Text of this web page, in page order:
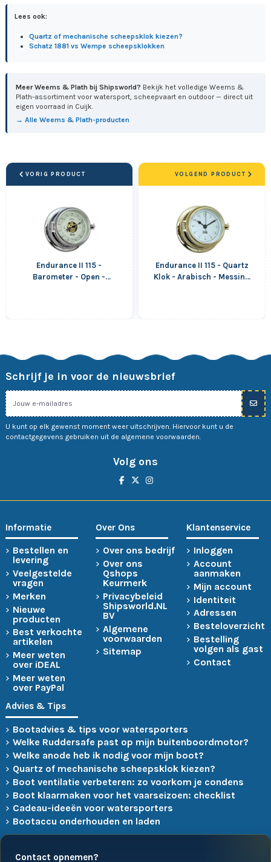
Lees ook:
Quartz of mechanische scheepsklok kiezen?
Schatz 1881 vs Wempe scheepsklokken
Meer Weems & Plath bij Shipsworld? Bekijk het volledige Weems &
Plath-assortiment voor watersport, scheepvaart en outdoor — direct uit
eigen voorraad in Cuijk.
→ Alle Weems & Plath-producten
VORIG PRODUCT
Endurance II 115 -
Barometer - Open -
Endurance II 115 - Quartz
Klok - Arabisch - Messing
VOLGEND PRODUCT
Schrijf je in voor de nieuwsbrief
U kunt op elk gewenst moment weer uitschrijven. Hiervoor kunt u de
contactgegevens gebruiken uit de algemene voorwaarden.
Volg ons
Informatie
Bestellen en
levering
Veelgestelde
vragen
Merken
Nieuwe
producten
Best verkochte
artikelen
Meer weten
over iDEAL
Meer weten
over PayPal
Over Ons
Over ons bedrijf
Over ons
Qshops
Keurmerk
Privacybeleid
Shipsworld.NL
BV
Algemene
voorwaarden
Sitemap
Klantenservice
Inloggen
Account
aanmaken
Mijn account
Identiteit
Adressen
Besteloverzicht
Bestelling
volgen als gast
Contact
Advies & Tips
Bootadvies & tips voor watersporters
Welke Ruddersafe past op mijn buitenboordmotor?
Welke anode heb ik nodig voor mijn boot?
Quartz of mechanische scheepsklok kiezen?
Boot ventilatie verbeteren: zo voorkom je condens
Boot klaarmaken voor het vaarseizoen: checklist
Cadeau-ideeën voor watersporters
Bootaccu onderhouden en laden
Contact opnemen?